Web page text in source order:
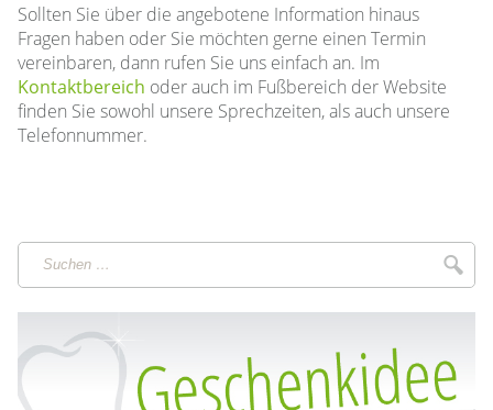
Sollten Sie über die angebotene Information hinaus
Fragen haben oder Sie möchten gerne einen Termin
vereinbaren, dann rufen Sie uns einfach an. Im
Kontaktbereich oder auch im Fußbereich der Website
finden Sie sowohl unsere Sprechzeiten, als auch unsere
Telefonnummer.
Suchen
…